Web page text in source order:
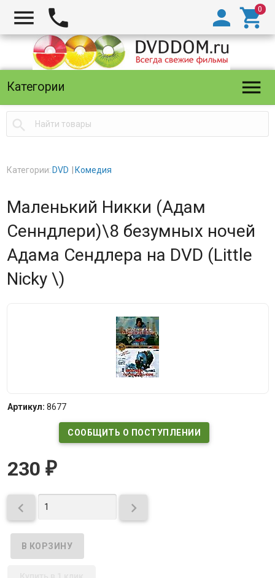
  

Категории 

Категории: DVD Комедия
Маленький Никки (Адам
Сенндлери)\8 безумных ночей
Адама Сендлера на DVD (Little
Nicky \)
Артикул: 8677
СООБЩИТЬ О ПОСТУПЛЕНИИ
230 ₽
 